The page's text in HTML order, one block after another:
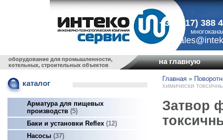
+375 (17) 388
оборудование для промышленности,
котельных, строительных объектов
на главную
каталог
Арматура для пищевых
производств 5
Баки и установки Reflex 12
Насосы 37
Главная »
химически
Затвор